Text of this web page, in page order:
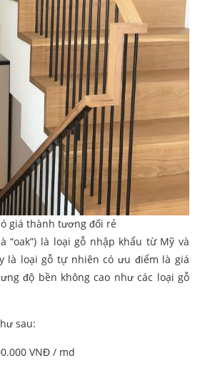
giá thành tương đối rẻ
“oak”) là loại gỗ nhập khẩu từ Mỹ và
là loại gỗ tự nhiên có ưu điểm là giá
độ bền không cao như các loại gỗ
sau:
VNĐ / md